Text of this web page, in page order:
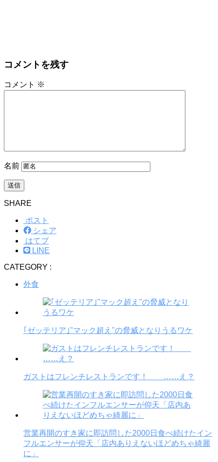
コメントを残す
コメント ※
名前
SHARE
ポスト
シェア
はてブ
LINE
CATEGORY :
外食
｢ゼッテリア｣"マック超え"の脅威となりうるワケ
ガストはフレンチレストランです！ ……え？
営業再開のすき家に即訪問した2000日食べ続けたイン
フルエンサーが仰天「店内ありえないほどめちゃ綺麗
に」